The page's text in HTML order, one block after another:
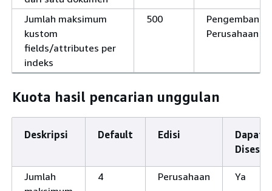
Jumlah maksimum
kustom
fields/attributes per
indeks
500
Pengembang,
Perusahaan
Kuota hasil pencarian unggulan
Deskripsi Default Edisi
Dapat
Jumlah
4 Perusahaan Ya